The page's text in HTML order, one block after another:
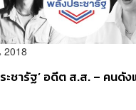
2018
ะชารัฐ’ อดีต ส.ส. – คนดั